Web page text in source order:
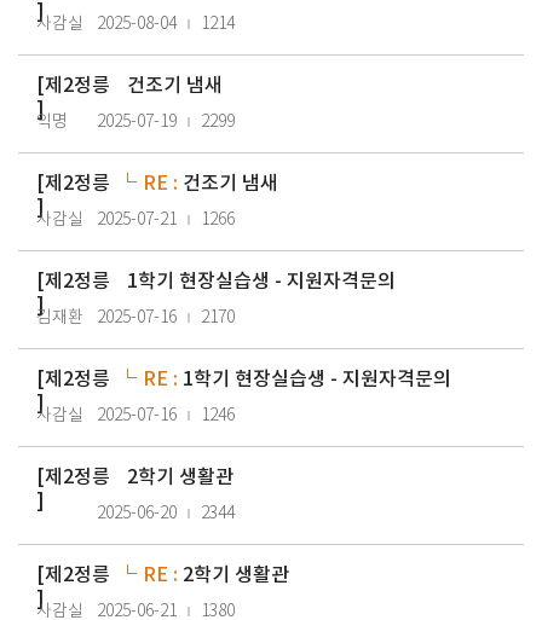
]
사감실 2025-08-04 1214
[제2정릉
]
건조기 냄새
익명 2025-07-19 2299
[제2정릉
]
RE : 건조기 냄새
사감실 2025-07-21 1266
[제2정릉
]
1학기 현장실습생 - 지원자격문의
김재환 2025-07-16 2170
[제2정릉
]
RE : 1학기 현장실습생 - 지원자격문의
사감실 2025-07-16 1246
[제2정릉
]
2학기 생활관
2025-06-20 2344
[제2정릉
]
RE : 2학기 생활관
사감실 2025-06-21 1380